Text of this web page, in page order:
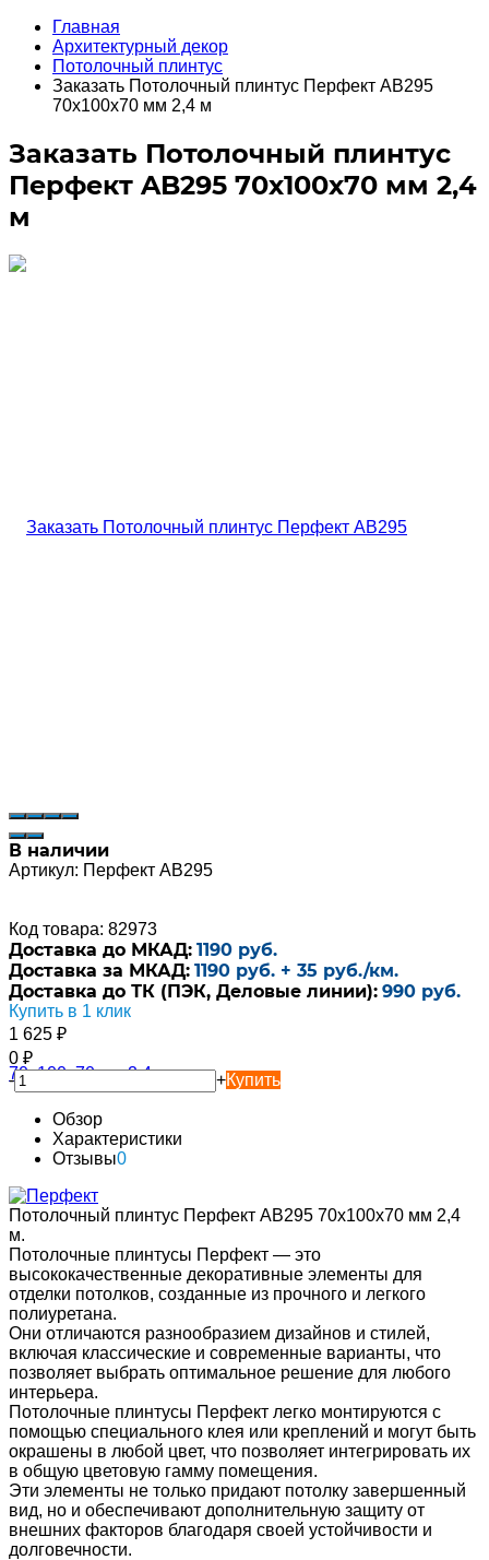
Главная
Архитектурный декор
Потолочный плинтус
Заказать Потолочный плинтус Перфект AB295
70х100х70 мм 2,4 м
Заказать Потолочный плинтус
Перфект AB295 70х100х70 мм 2,4
м
В наличии
Артикул: Перфект AB295
Код товара: 82973
Доставка до МКАД: 1190 руб.
Доставка за МКАД: 1190 руб. + 35 руб./км.
Доставка до ТК (ПЭК, Деловые линии): 990 руб.
Купить в 1 клик
1 625 ₽
0 ₽
-
+Купить
Обзор
Характеристики
Отзывы0
Потолочный плинтус Перфект AB295 70х100х70 мм 2,4
м.
Потолочные плинтусы Перфект — это
высококачественные декоративные элементы для
отделки потолков, созданные из прочного и легкого
полиуретана.
Они отличаются разнообразием дизайнов и стилей,
включая классические и современные варианты, что
позволяет выбрать оптимальное решение для любого
интерьера.
Потолочные плинтусы Перфект легко монтируются с
помощью специального клея или креплений и могут быть
окрашены в любой цвет, что позволяет интегрировать их
в общую цветовую гамму помещения.
Эти элементы не только придают потолку завершенный
вид, но и обеспечивают дополнительную защиту от
внешних факторов благодаря своей устойчивости и
долговечности.